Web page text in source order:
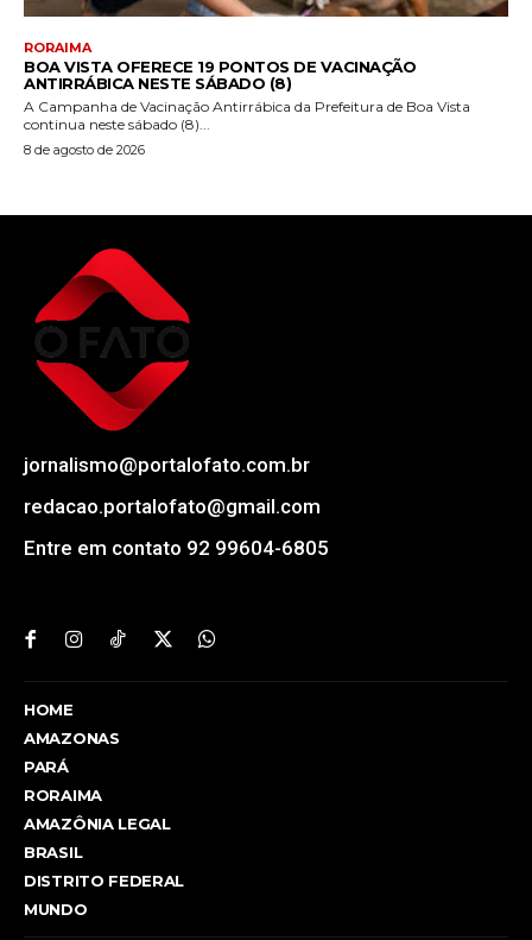
RORAIMA
BOA VISTA OFERECE 19 PONTOS DE VACINAÇÃO
ANTIRRÁBICA NESTE SÁBADO (8)
A Campanha de Vacinação Antirrábica da Prefeitura de Boa Vista
continua neste sábado (8)...
8 de agosto de 2026
jornalismo@portalofato.com.br
redacao.portalofato@gmail.com
Entre em contato 92 99604-6805
HOME
AMAZONAS
PARÁ
RORAIMA
AMAZÔNIA LEGAL
BRASIL
DISTRITO FEDERAL
MUNDO